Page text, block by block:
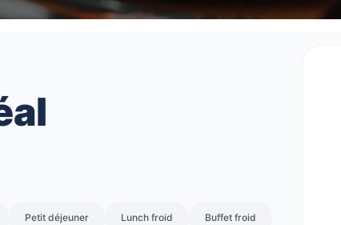
Petit déjeuner Lunch froid Buffet froid